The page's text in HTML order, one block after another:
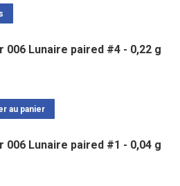
006 Lunaire paired #4 - 0,22 g
au panier
006 Lunaire paired #1 - 0,04 g